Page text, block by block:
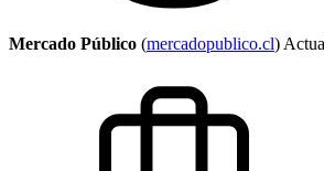
Mercado Público (mercadopublico.cl)